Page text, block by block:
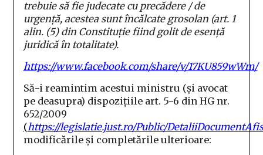
trebuie să fie judecate cu precădere / de
urgență, acestea sunt încălcate grosolan (art. 1
alin. (5) din Constituție fiind golit de esență
juridică în totalitate).
https://www.facebook.com/share/v/17KU859wWm/
Să-i reamintim acestui ministru (și avocat
pe deasupra) dispozițiile art. 5-6 din HG nr.
652/2009
(https://legislatie.just.ro/Public/
modificările și completările ulterioare: